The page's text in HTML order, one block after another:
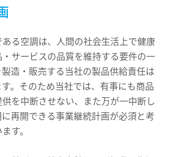
る空調は、人間の社会生活上で健康
サービスの品質を維持する要件の一
造・販売する当社の製品供給責任は
。そのため当社では、有事にも商品
を中断させない、また万が一中断し
再開できる事業継続計画が必須と考
す。